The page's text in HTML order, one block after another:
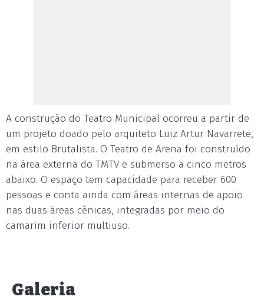
A construção do Teatro Municipal ocorreu a partir de
um projeto doado pelo arquiteto Luiz Artur Navarrete,
em estilo Brutalista. O Teatro de Arena foi construído
na área externa do TMTV e submerso a cinco metros
abaixo. O espaço tem capacidade para receber 600
pessoas e conta ainda com áreas internas de apoio
nas duas áreas cênicas, integradas por meio do
camarim inferior multiuso.
Galeria